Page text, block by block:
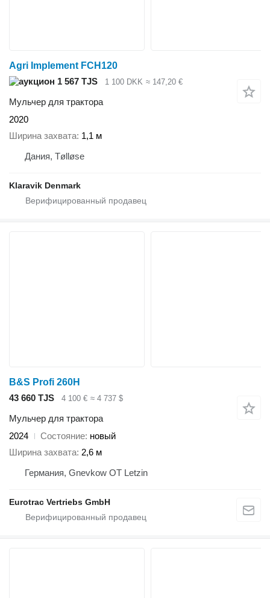
Agri Implement FCH120
1 567 TJS
1 100 DKK ≈ 147,20 €
Мульчер для трактора
2020
Ширина захвата 1,1 м
Дания, Tølløse
Klaravik Denmark
B&S Profi 260H
43 660 TJS
4 100 € ≈ 4 737 $
Мульчер для трактора
2024
Состояние новый
Ширина захвата 2,6 м
Германия, Gnevkow OT Letzin
Eurotrac Vertriebs GmbH